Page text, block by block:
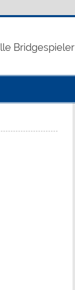
Bridgespieler